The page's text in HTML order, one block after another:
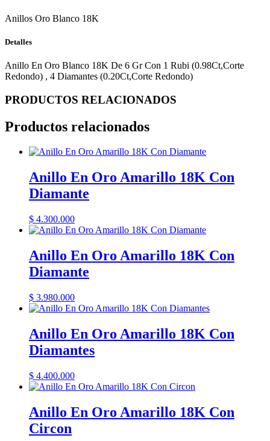
Anillos Oro Blanco 18K
Detalles
Anillo En Oro Blanco 18K De 6 Gr Con 1 Rubi (0.98Ct,Corte
Redondo) , 4 Diamantes (0.20Ct,Corte Redondo)
PRODUCTOS RELACIONADOS
Productos relacionados
Anillo En Oro Amarillo 18K Con
Diamante
$ 4.300.000
Anillo En Oro Amarillo 18K Con
Diamante
$ 3.980.000
Anillo En Oro Amarillo 18K Con
Diamantes
$ 4.400.000
Anillo En Oro Amarillo 18K Con
Circon